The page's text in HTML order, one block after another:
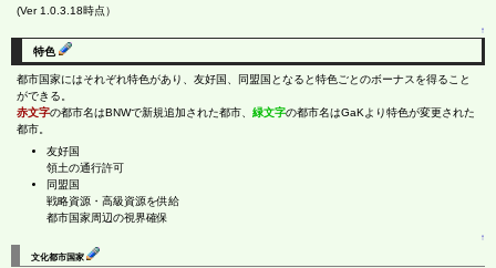
(Ver 1.0.3.18時点）
↑
特色
都市国家にはそれぞれ特色があり、友好国、同盟国となると特色ごとのボーナスを得ること
ができる。
赤文字の都市名はBNWで新規追加された都市、 緑文字の都市名はGaKより特色が変更された
都市。
友好国
領土の通行許可
同盟国
戦略資源・高級資源を供給
都市国家周辺の視界確保
↑
文化都市国家